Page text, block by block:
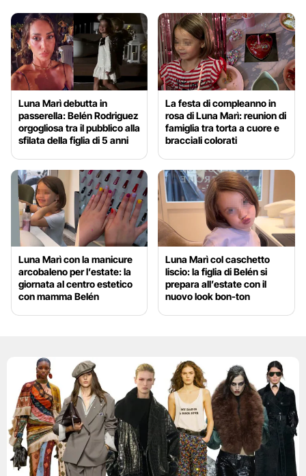
Luna Marì debutta in
passerella: Belén Rodriguez
orgogliosa tra il pubblico alla
sfilata della figlia di 5 anni
La festa di compleanno in
rosa di Luna Marì: reunion di
famiglia tra torta a cuore e
bracciali colorati
Luna Marì con la manicure
arcobaleno per l’estate: la
giornata al centro estetico
con mamma Belén
Luna Marì col caschetto
liscio: la figlia di Belén si
prepara all’estate con il
nuovo look bon-ton